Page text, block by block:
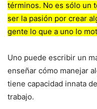
términos. No es sólo un
ser la pasión por crear
gente lo que a uno lo
Uno puede escribir un
enseñar cómo manejar
tiene capacidad innata
trabajo.